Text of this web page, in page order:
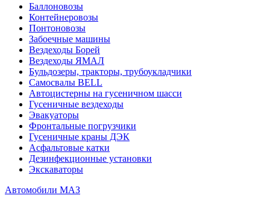
Баллоновозы
Контейнеровозы
Понтоновозы
Забоечные машины
Вездеходы Борей
Вездеходы ЯМАЛ
Бульдозеры, тракторы, трубоукладчики
Самосвалы BELL
Автоцистерны на гусеничном шасси
Гусеничные вездеходы
Эвакуаторы
Фронтальные погрузчики
Гусеничные краны ДЭК
Асфальтовые катки
Дезинфекционные установки
Экскаваторы
Автомобили МАЗ